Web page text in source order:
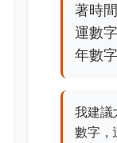
著時
運數
年數
我建議
數字，